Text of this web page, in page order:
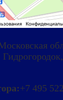
+7 495